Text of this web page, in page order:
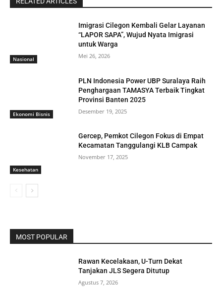
Nasional
Imigrasi Cilegon Kembali Gelar Layanan
“LAPOR SAPA”, Wujud Nyata Imigrasi
untuk Warga
Mei 26, 2026
Ekonomi Bisnis
PLN Indonesia Power UBP Suralaya Raih
Penghargaan TAMASYA Terbaik Tingkat
Provinsi Banten 2025
Desember 19, 2025
Kesehatan
Gercep, Pemkot Cilegon Fokus di Empat
Kecamatan Tanggulangi KLB Campak
November 17, 2025
MOST POPULAR
Rawan Kecelakaan, U-Turn Dekat
Tanjakan JLS Segera Ditutup
Agustus 7, 2026